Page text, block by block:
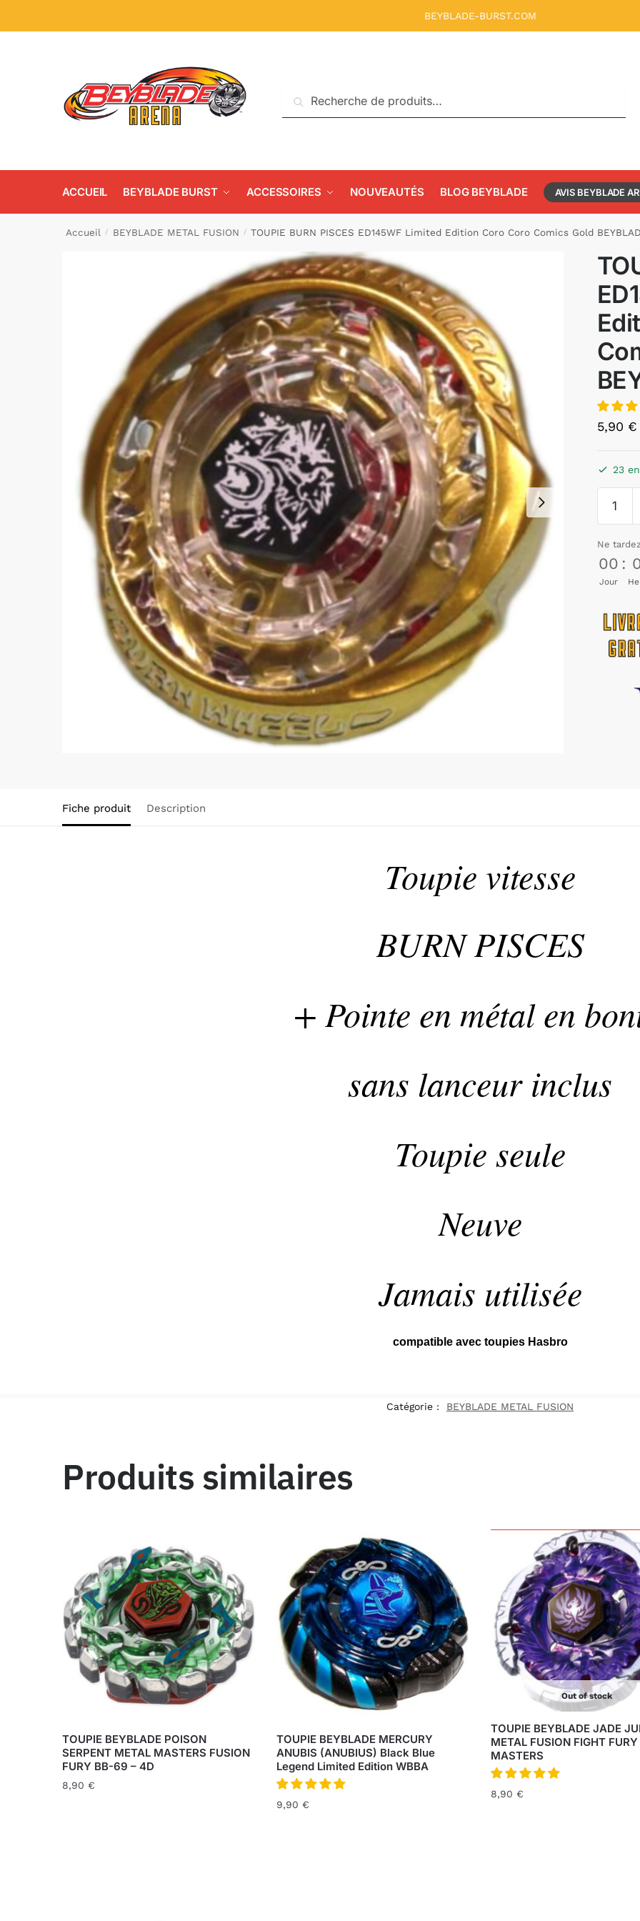
BEYBLADE-BURST.COM
Recherche
ACCUEIL BEYBLADE BURST ACCESSOIRES NOUVEAUTÉS BLOG BEYBLADE AVIS BEYBLADE
Accueil / BEYBLADE METAL FUSION / TOUPIE BURN PISCES ED145WF Limited Edition Coro Coro Comics Gold
5,90 €
23
Ne
00
Jour
:
Fiche produit Description
Toupie vitesse
BURN PISCES
+ Pointe en métal en
sans lanceur inclus
Toupie seule
Neuve
Jamais utilisée
compatible avec toupies Hasbro
Catégorie : BEYBLADE METAL FUSION
Produits similaires
TOUPIE BEYBLADE POISON
SERPENT METAL MASTERS FUSION
FURY BB-69 – 4D
8,90 €
TOUPIE BEYBLADE MERCURY
ANUBIS (ANUBIUS) Black Blue
Legend Limited Edition WBBA
9,90 €
Out of stock
TOUPIE BEYBLADE JADE
METAL FUSION FIGHT FURY
MASTERS
8,90 €